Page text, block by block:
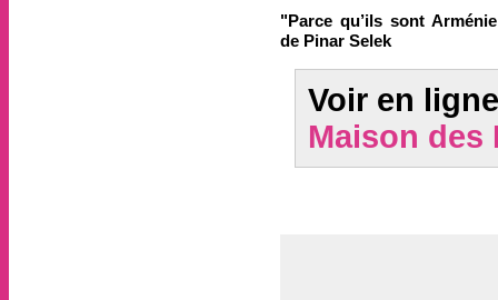
"Parce qu’ils sont
de Pinar Selek
Voir en
Maison des